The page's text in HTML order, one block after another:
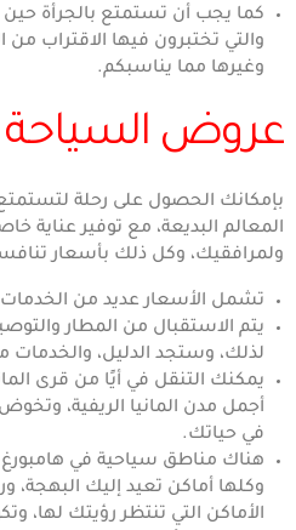
كما يجب أن تستمتع بالجرأة
والتي تختبرون فيها الاقتراب من
وغيرها مما يناسبكم.
عروض السياحة
بإمكانك الحصول على رحلة
المعالم البديعة، مع توفير عناية
ولمرافقيك، وكل ذلك بأسعار
تشمل الأسعار عديد من الخدمات
يتم الاستقبال من المطار
لذلك، وستجد الدليل، والخدمات
يمكنك التنقل في أيًا من قرى
أجمل مدن المانيا الريفية،
في حياتك.
هناك مناطق سياحية في هامبورغ
وكلها أماكن تعيد إليك البهجة،
الأماكن التي تنتظر رؤيتك لها،